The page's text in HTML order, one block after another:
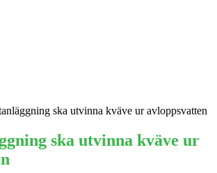
ska utvinna kväve ur avloppsvatten
ska utvinna kväve ur